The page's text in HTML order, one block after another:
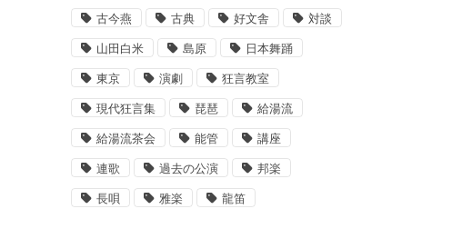
古今燕 古典 好文舎 対談
山田白米 島原 日本舞踊
東京 演劇 狂言教室
現代狂言集 琵琶 給湯流
給湯流茶会 能管 講座
連歌 過去の公演 邦楽
長唄 雅楽 龍笛